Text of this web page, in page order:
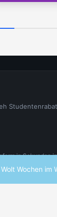
Wolt Wochen im
in Sekunden